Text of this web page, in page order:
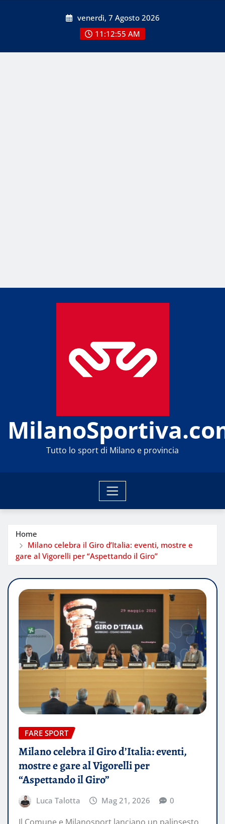
venerdì, 7 Agosto 2026
11:12:55 AM
Tutto lo sport di Milano e provincia
Home
Milano celebra il Giro d’Italia: eventi, mostre e
gare al Vigorelli per “Aspettando il Giro”
FARE SPORT
Milano celebra il Giro d’Italia: eventi,
mostre e gare al Vigorelli per
“Aspettando il Giro”
Luca Talotta Mag 21, 2026 0